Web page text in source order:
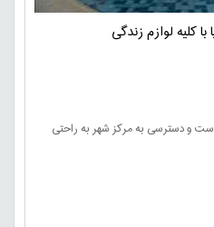
کلیه لوازم زندگی
است و دسترسی به مرکز شهر به راحتی